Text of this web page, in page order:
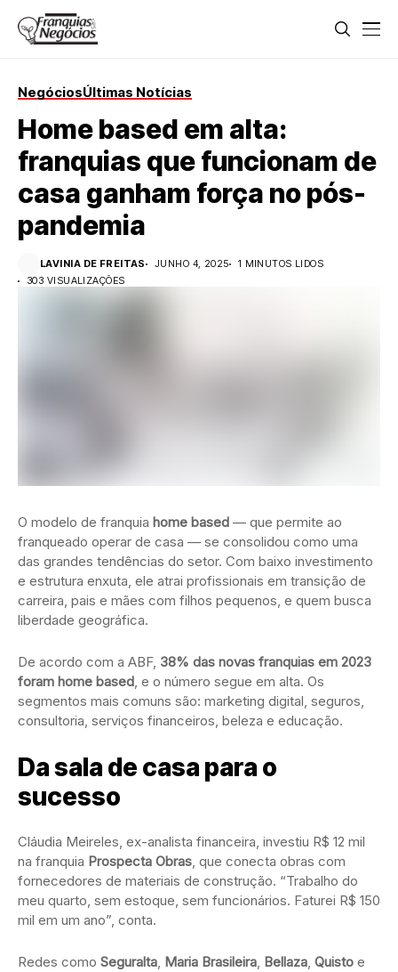
NegóciosÚltimas Notícias
Home based em alta:
franquias que funcionam de
casa ganham força no pós-
pandemia
LAVINIA DE FREITAS JUNHO 4, 2025
1 MINUTOS LIDOS
303 VISUALIZAÇÕES
O modelo de franquia home based — que permite ao
franqueado operar de casa — se consolidou como uma
das grandes tendências do setor. Com baixo investimento
e estrutura enxuta, ele atrai profissionais em transição de
carreira, pais e mães com filhos pequenos, e quem busca
liberdade geográfica.
De acordo com a ABF, 38% das novas franquias em 2023
foram home based, e o número segue em alta. Os
segmentos mais comuns são: marketing digital, seguros,
consultoria, serviços financeiros, beleza e educação.
Da sala de casa para o
sucesso
Cláudia Meireles, ex-analista financeira, investiu R$ 12 mil
na franquia Prospecta Obras, que conecta obras com
fornecedores de materiais de construção. “Trabalho do
meu quarto, sem estoque, sem funcionários. Faturei R$ 150
mil em um ano”, conta.
Redes como Seguralta, Maria Brasileira, Bellaza, Quisto e